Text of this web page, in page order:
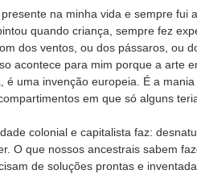
na minha vida e sempre fui
quando criança, sempre fez
dos ventos, ou dos pássaros, ou
acontece para mim porque a arte
é uma invenção europeia. É a
em que só alguns
colonial e capitalista faz:
O que nossos ancestrais sabem
de soluções prontas e